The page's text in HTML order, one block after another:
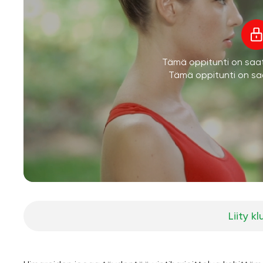
Tämä oppitunti on
Tämä oppitunti on
Liity